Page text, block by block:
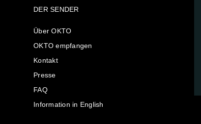
DER SENDER
Über OKTO
OKTO empfangen
Kontakt
Presse
FAQ
Information in English